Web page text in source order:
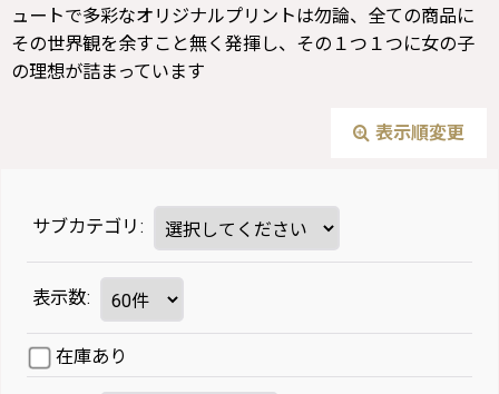
ュートで多彩なオリジナルプリントは勿論、全ての商品に
その世界観を余すこと無く発揮し、その１つ１つに女の子
の理想が詰まっています
表示順変更
サブカテゴリ :
表示数:
在庫あり